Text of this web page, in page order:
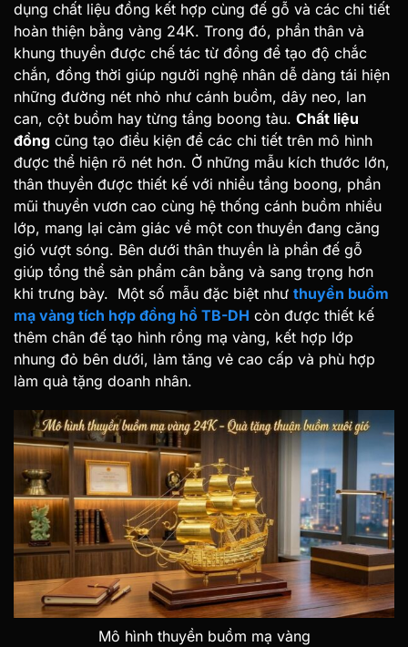
dụng chất liệu đồng kết hợp cùng đế gỗ và các chi tiết
hoàn thiện bằng vàng 24K. Trong đó, phần thân và
khung thuyền được chế tác từ đồng để tạo độ chắc
chắn, đồng thời giúp người nghệ nhân dễ dàng tái hiện
những đường nét nhỏ như cánh buồm, dây neo, lan
can, cột buồm hay từng tầng boong tàu. Chất liệu
đồng cũng tạo điều kiện để các chi tiết trên mô hình
được thể hiện rõ nét hơn. Ở những mẫu kích thước lớn,
thân thuyền được thiết kế với nhiều tầng boong, phần
mũi thuyền vươn cao cùng hệ thống cánh buồm nhiều
lớp, mang lại cảm giác về một con thuyền đang căng
gió vượt sóng. Bên dưới thân thuyền là phần đế gỗ
giúp tổng thể sản phẩm cân bằng và sang trọng hơn
khi trưng bày. Một số mẫu đặc biệt như thuyền buồm
mạ vàng tích hợp đồng hồ TB-DH còn được thiết kế
thêm chân đế tạo hình rồng mạ vàng, kết hợp lớp
nhung đỏ bên dưới, làm tăng vẻ cao cấp và phù hợp
làm quà tặng doanh nhân.
Mô hình thuyền buồm mạ vàng